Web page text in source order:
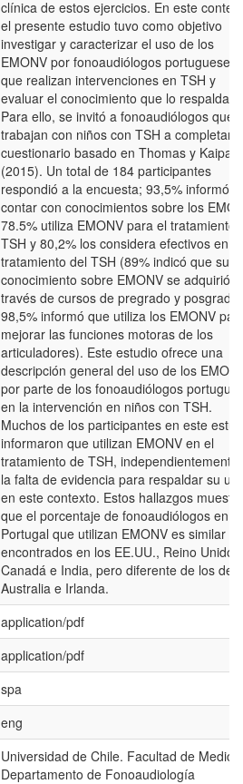
clínica de estos ejercicios. En este
el presente estudio tuvo como objetivo
investigar y caracterizar el uso de los
EMONV por fonoaudiólogos portugueses
que realizan intervenciones en TSH y
evaluar el conocimiento que lo respalda.
Para ello, se invitó a fonoaudiólogos que
trabajan con niños con TSH a completar
cuestionario basado en Thomas y Kaipa
(2015). Un total de 184 participantes
respondió a la encuesta; 93,5% informó
contar con conocimientos sobre los
78.5% utiliza EMONV para el tratamiento
TSH y 80,2% los considera efectivos en el
tratamiento del TSH (89% indicó que su
conocimiento sobre EMONV se adquirió a
través de cursos de pregrado y posgrado;
98,5% informó que utiliza los EMONV
mejorar las funciones motoras de los
articuladores). Este estudio ofrece una
descripción general del uso de los
por parte de los fonoaudiólogos
en la intervención en niños con TSH.
Muchos de los participantes en este
informaron que utilizan EMONV en el
tratamiento de TSH, independientemente
la falta de evidencia para respaldar su
en este contexto. Estos hallazgos
que el porcentaje de fonoaudiólogos en
Portugal que utilizan EMONV es similar a
encontrados en los EE.UU., Reino Unido,
Canadá e India, pero diferente de los de
Australia e Irlanda.
application/pdf
application/pdf
spa
eng
Universidad de Chile. Facultad de
Departamento de Fonoaudiología